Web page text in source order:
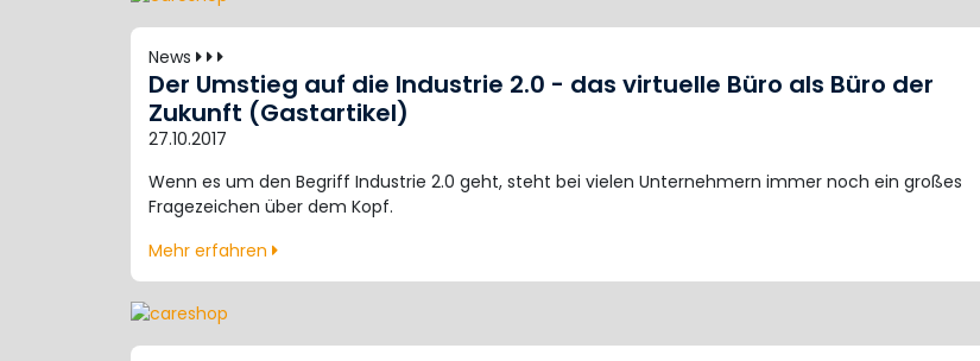
News
Der Umstieg auf die Industrie 2.0 - das virtuelle Büro als Büro der
Zukunft (Gastartikel)
27.10.2017
Wenn es um den Begriff Industrie 2.0 geht, steht bei vielen Unternehmern immer noch ein großes
Fragezeichen über dem Kopf.
Mehr erfahren